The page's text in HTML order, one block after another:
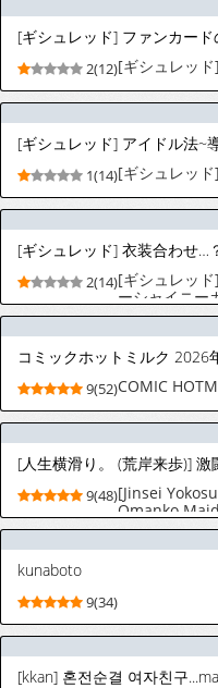
[ギシュレッド] ファンカード
2(12)[ギシュレッ
[ギシュレッド] アイドル法~
1(14)[ギシュレッ
2(14)[ギシュレッ
ーシャイニー
コミックホットミルク 2026
9(52)COMIC
[人生横滑り。 (荒岸来歩)]
9(48)[Jinsei
Omanko
kunaboto
9(34)